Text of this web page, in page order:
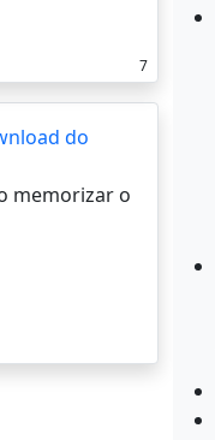
7
do
memorizar o